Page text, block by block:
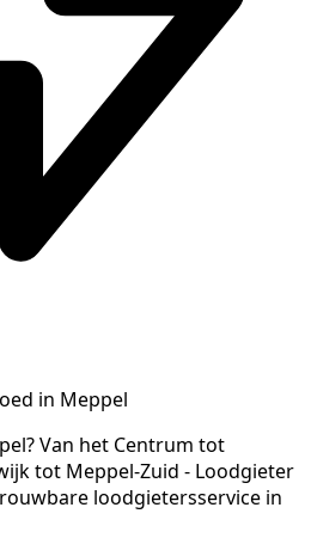
in Meppel
Van het Centrum tot
tot Meppel-Zuid - Loodgieter
loodgietersservice in